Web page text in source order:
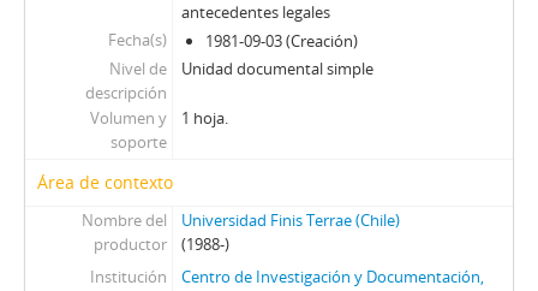
antecedentes legales
Fecha(s)
1981-09-03 (Creación)
Nivel de
descripción
Unidad documental simple
Volumen y
soporte
1 hoja.
Área de contexto
Nombre del
productor
Universidad Finis Terrae (Chile)
(1988-)
Institución
Centro de Investigación y Documentación,